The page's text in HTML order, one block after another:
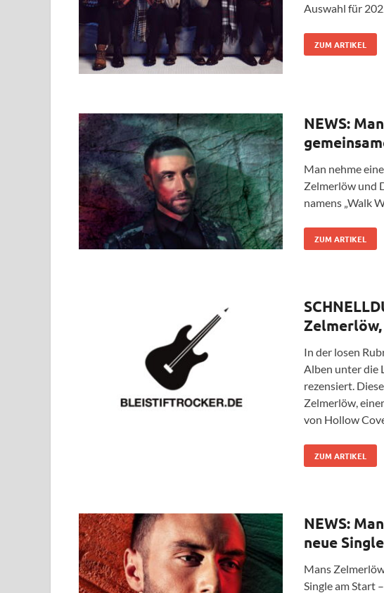
Auswahl für
ZUM ARTIKEL
NEWS:
Man nehme
Zelmerlöw und
namens „Walk
ZUM ARTIKEL
In der losen
Alben unter die
rezensiert.
Zelmerlöw,
von Hollow
ZUM ARTIKEL
NEWS:
neue
Mans
Single am Start